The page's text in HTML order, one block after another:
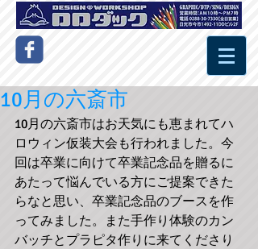
10月の六斎市
10月の六斎市はお天気にも恵まれてハ
ロウィン仮装大会も行われました。今
回は卒業に向けて卒業記念品を贈るに
あたって悩んでいる方にご提案できた
らなと思い、卒業記念品のブースを作
ってみました。また手作り体験のカン
バッチとプラピタ作りに来てくださり